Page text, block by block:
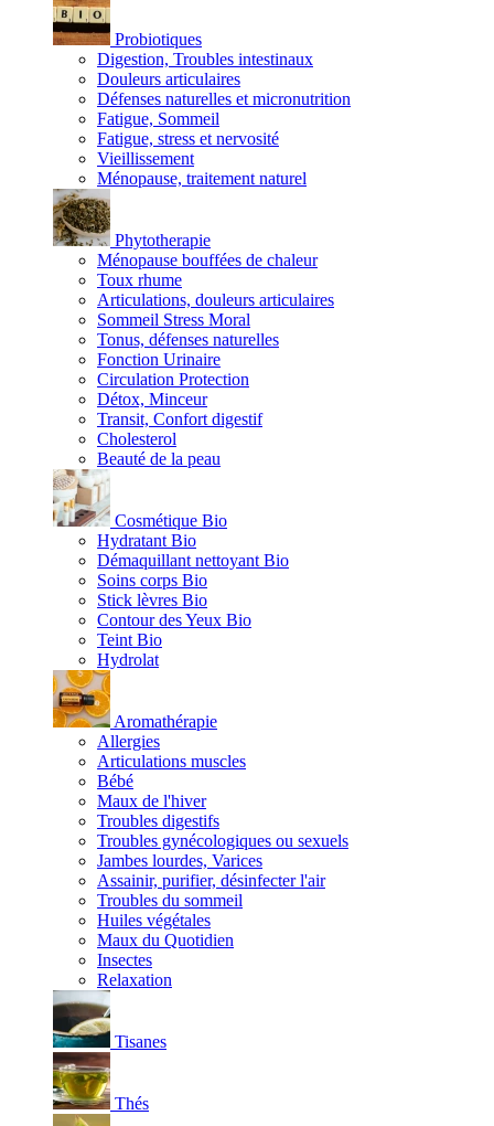
Probiotiques
Digestion, Troubles intestinaux
Douleurs articulaires
Défenses naturelles et micronutrition
Fatigue, Sommeil
Fatigue, stress et nervosité
Vieillissement
Ménopause, traitement naturel
Phytotherapie
Ménopause bouffées de chaleur
Toux rhume
Articulations, douleurs articulaires
Sommeil Stress Moral
Tonus, défenses naturelles
Fonction Urinaire
Circulation Protection
Détox, Minceur
Transit, Confort digestif
Cholesterol
Beauté de la peau
Cosmétique Bio
Hydratant Bio
Démaquillant nettoyant Bio
Soins corps Bio
Stick lèvres Bio
Contour des Yeux Bio
Teint Bio
Hydrolat
Aromathérapie
Allergies
Articulations muscles
Bébé
Maux de l'hiver
Troubles digestifs
Troubles gynécologiques ou sexuels
Jambes lourdes, Varices
Assainir, purifier, désinfecter l'air
Troubles du sommeil
Huiles végétales
Maux du Quotidien
Insectes
Relaxation
Tisanes
Thés